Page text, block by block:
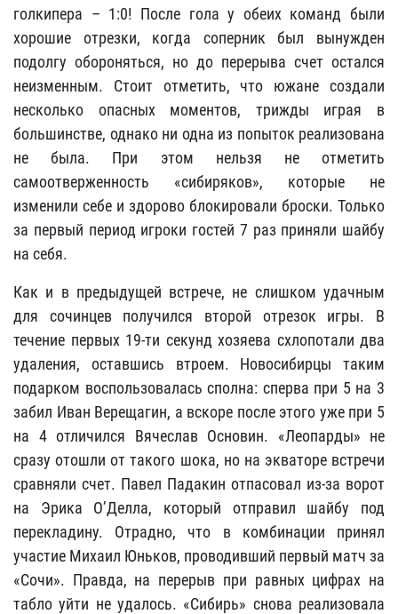
голкипера – 1:0! После гола у обеих команд были
хорошие отрезки, когда соперник был вынужден
подолгу обороняться, но до перерыва счет остался
неизменным. Стоит отметить, что южане создали
несколько опасных моментов, трижды играя в
большинстве, однако ни одна из попыток реализована
не была. При этом нельзя не отметить
самоотверженность «сибиряков», которые не
изменили себе и здорово блокировали броски. Только
за первый период игроки гостей 7 раз приняли шайбу
на себя.
Как и в предыдущей встрече, не слишком удачным
для сочинцев получился второй отрезок игры. В
течение первых 19-ти секунд хозяева схлопотали два
удаления, оставшись втроем. Новосибирцы таким
подарком воспользовалась сполна: сперва при 5 на 3
забил Иван Верещагин, а вскоре после этого уже при 5
на 4 отличился Вячеслав Основин. «Леопарды» не
сразу отошли от такого шока, но на экваторе встречи
сравняли счет. Павел Падакин отпасовал из-за ворот
на Эрика О’Делла, который отправил шайбу под
перекладину. Отрадно, что в комбинации принял
участие Михаил Юньков, проводивший первый матч за
«Сочи». Правда, на перерыв при равных цифрах на
табло уйти не удалось. «Сибирь» снова реализовала